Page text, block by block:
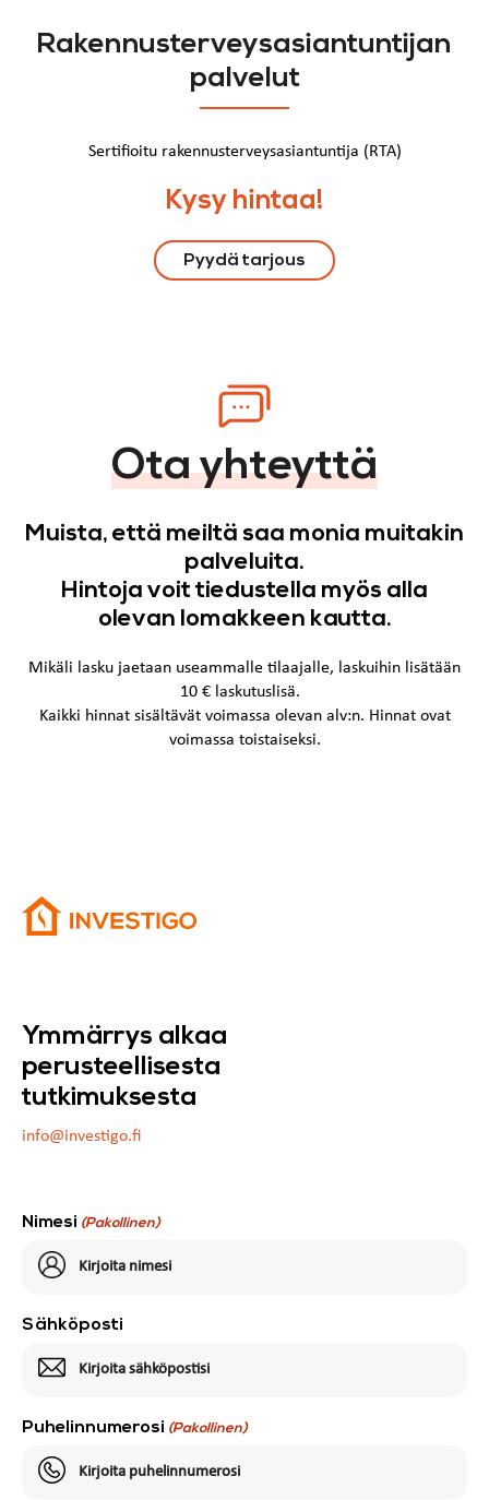
Rakennusterveysasiantuntijan
palvelut
Sertifioitu rakennusterveysasiantuntija (RTA)
Kysy hintaa!
Pyydä tarjous
Ota yhteyttä
Muista, että meiltä saa monia muitakin
palveluita.
Hintoja voit tiedustella myös alla
olevan lomakkeen kautta.
Mikäli lasku jaetaan useammalle tilaajalle, laskuihin lisätään
10 € laskutuslisä.
Kaikki hinnat sisältävät voimassa olevan alv:n. Hinnat ovat
voimassa toistaiseksi.
Ymmärrys alkaa
perusteellisesta
tutkimuksesta
info@investigo.fi
Nimesi (Pakollinen)
Sähköposti
Puhelinnumerosi (Pakollinen)